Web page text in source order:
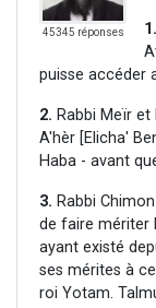
45345 réponses 1.
puisse accéder
2. Rabbi Meïr
A'hèr [Elicha'
Haba - avant
3. Rabbi
de faire mériter
ayant existé
ses mérites à
roi Yotam.